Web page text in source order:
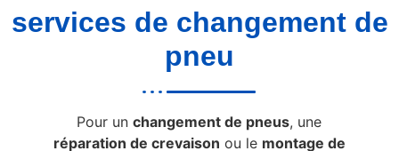
services de changement de
pneu
Pour unchangement de pneus, une
réparation de crevaison ou le montage de